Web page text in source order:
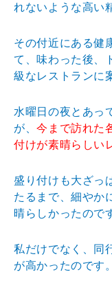
れないような高い
その付近にある健
て、味わった後、
級なレストランに
水曜日の夜とあっ
が、今まで訪れた
付けが素晴らしい
盛り付けも大ざっ
たるまで、細やか
晴らしかったので
私だけでなく、同
が高かったのです。